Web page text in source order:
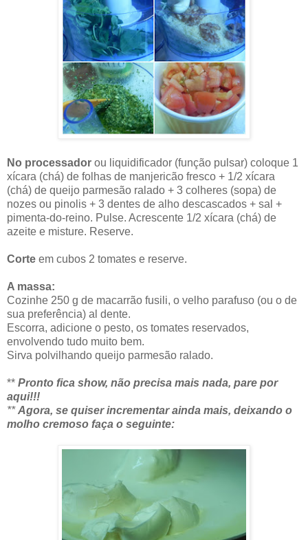
No processador ou liquidificador (função pulsar) coloque 1
xícara (chá) de folhas de manjericão fresco + 1/2 xícara
(chá) de queijo parmesão ralado + 3 colheres (sopa) de
nozes ou pinolis + 3 dentes de alho descascados + sal +
pimenta-do-reino. Pulse. Acrescente 1/2 xícara (chá) de
azeite e misture. Reserve.
Corte em cubos 2 tomates e reserve.
A massa:
Cozinhe 250 g de macarrão fusili, o velho parafuso (ou o de
sua preferência) al dente.
Escorra, adicione o pesto, os tomates reservados,
envolvendo tudo muito bem.
Sirva polvilhando queijo parmesão ralado.
** Pronto fica show, não precisa mais nada, pare por
aqui!!!
**Agora, se quiser incrementar ainda mais, deixando o
molho cremoso faça o seguinte: